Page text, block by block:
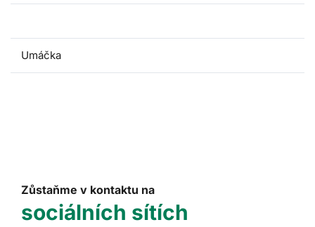
Umáčka
Zůstaňme v kontaktu na
sociálních sítích